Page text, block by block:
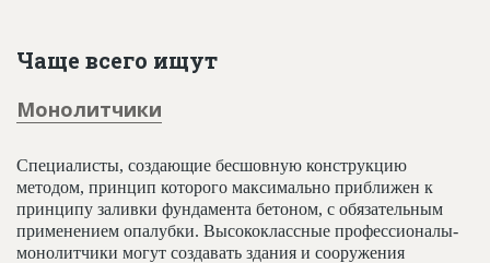
Чаще всего ищут
Монолитчики
Специалисты, создающие бесшовную конструкцию
методом, принцип которого максимально приближен к
принципу заливки фундамента бетоном, с обязательным
применением опалубки. Высококлассные профессионалы-
монолитчики могут создавать здания и сооружения